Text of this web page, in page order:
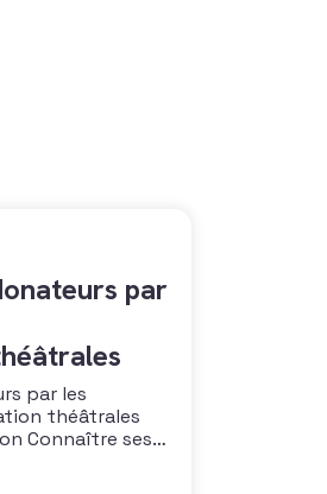
par
par les
théâtrales
Connaître ses